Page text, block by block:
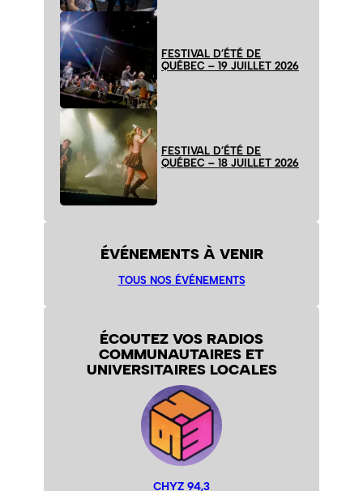
FESTIVAL D’ÉTÉ DE
QUÉBEC – 19 JUILLET 2026
FESTIVAL D’ÉTÉ DE
QUÉBEC – 18 JUILLET 2026
ÉVÉNEMENTS À VENIR
TOUS NOS ÉVÉNEMENTS
ÉCOUTEZ VOS RADIOS
COMMUNAUTAIRES ET
UNIVERSITAIRES LOCALES
CHYZ 94,3